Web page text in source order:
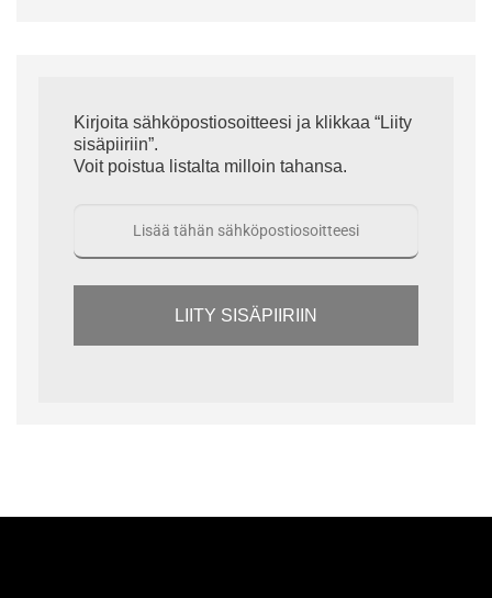
Kirjoita sähköpostiosoitteesi ja klikkaa “Liity
sisäpiiriin”.
Voit poistua listalta milloin tahansa.
LIITY SISÄPIIRIIN